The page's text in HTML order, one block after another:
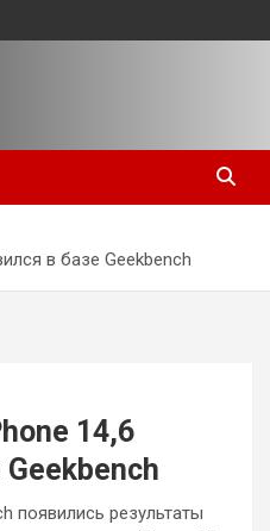
в базе Geekbench
14,6
появились результаты